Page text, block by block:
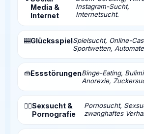
Media &
Internet
Instagram-Sucht,
Internetsucht.
🎰GlücksspielSpielsucht, Online-
Sportwetten,
🍰EssstörungenBinge-Eating,
Anorexie,
❤️‍🔥Sexsucht &
Pornografie
Pornosucht,
zwanghaftes